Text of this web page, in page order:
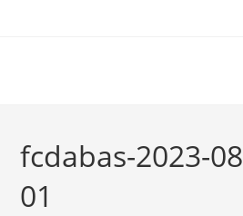
fcdabas-2023-
01